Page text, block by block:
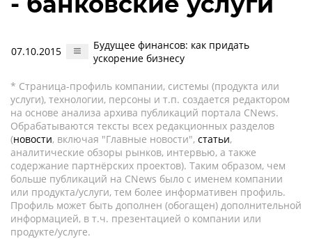
07.10.2015
Будущее финансов: как придать
ускорение бизнесу
* Страница-профиль компании, системы (продукта или
услуги), технологии, персоны и т.п. создается редактором
на основе анализа архива публикаций портала CNews.
Обрабатываются тексты всех редакционных разделов
(новости, включая "Главные новости", статьи,
аналитические обзоры рынков, интервью, а также
содержание партнёрских проектов). Таким образом, чем
больше публикаций на CNews было с именем компании
или продукта/услуги, тем более информативен профиль.
Профиль может быть дополнен (обогащен) дополнительной
информацией, в т.ч. презентацией о компании или
продукте/услуге.